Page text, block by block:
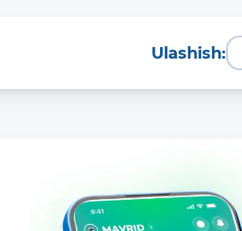
Ulashish: